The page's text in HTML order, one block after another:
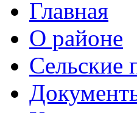
Главная
О районе
Сельские